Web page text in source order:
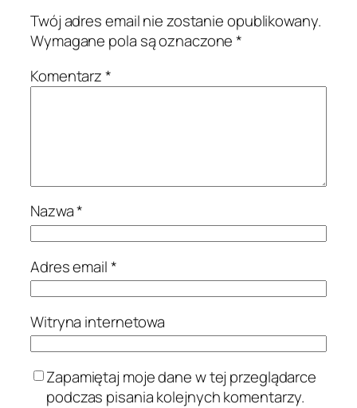
Twój adres email nie zostanie opublikowany.
Wymagane pola są oznaczone*
Komentarz*
Nazwa*
Adres email*
Witryna internetowa
Zapamiętaj moje dane w tej przeglądarce
podczas pisania kolejnych komentarzy.